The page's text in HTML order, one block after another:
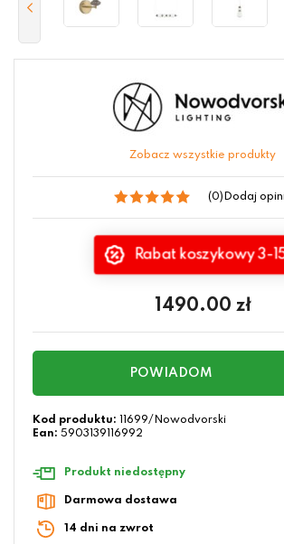
Zobacz wszystkie produkty
(0) Dodaj
Rabat koszykowy 3-
1490.00 zł
POWIADOM
Kod produktu:
11699/Nowodvorski
Ean: 5903139116992
Produkt niedostępny
Darmowa dostawa
14 dni na zwrot